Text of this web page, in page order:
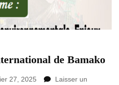
de Bamako
27, 2025
Laisser un